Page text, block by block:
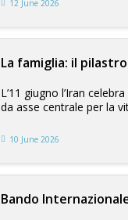
12 June 2026
La famiglia: il
L’11 giugno l’Iran
da asse centrale per la
10 June 2026
Bando